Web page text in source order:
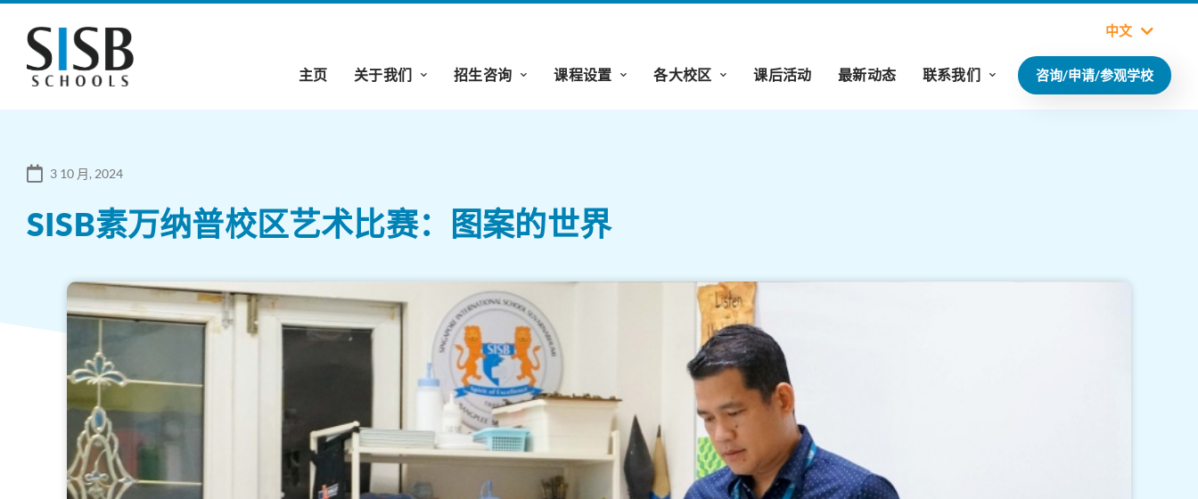
中文
主页 关于我们 招生咨询 课程设置 各大校区 课后活动 最新动态 联系我们 咨询/申请/参观学校
3 10 月, 2024
SISB素万纳普校区艺术比赛：图案的世界